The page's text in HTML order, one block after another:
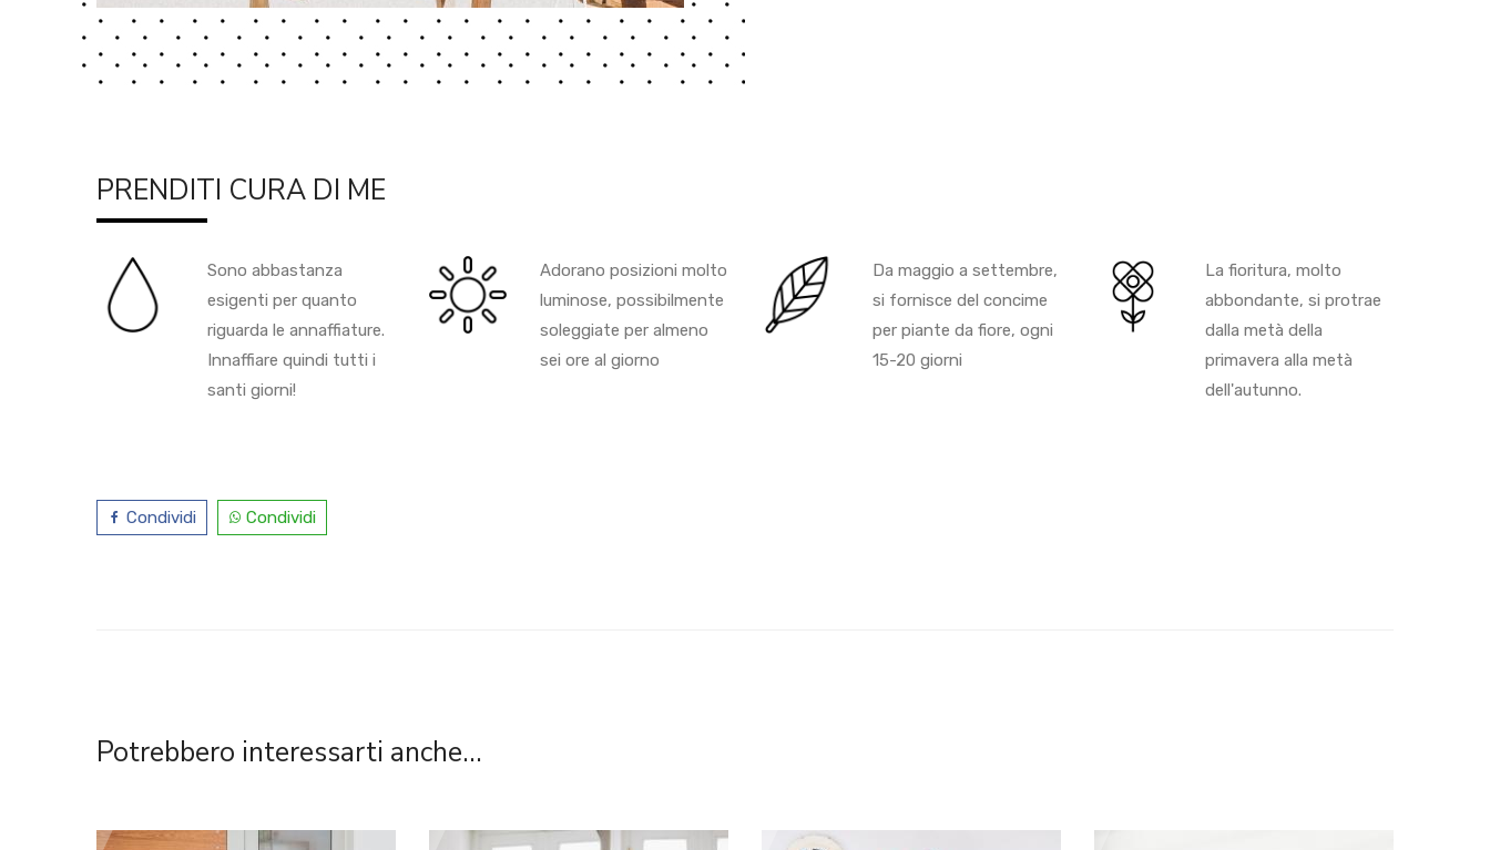
PRENDITI CURA DI ME
Sono abbastanza
esigenti per quanto
riguarda le annaffiature.
Innaffiare quindi tutti i
santi giorni!
Adorano posizioni molto
luminose, possibilmente
soleggiate per almeno
sei ore al giorno
Da maggio a settembre,
si fornisce del concime
per piante da fiore, ogni
15-20 giorni
La fioritura, molto
abbondante, si protrae
dalla metà della
primavera alla metà
dell'autunno.
Condividi Condividi
Potrebbero interessarti anche...